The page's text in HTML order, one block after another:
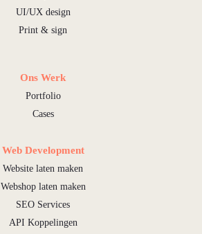
UI/UX design
Print & sign
Ons Werk
Portfolio
Cases
Web Development
Website laten maken
Webshop laten maken
SEO Services
API Koppelingen